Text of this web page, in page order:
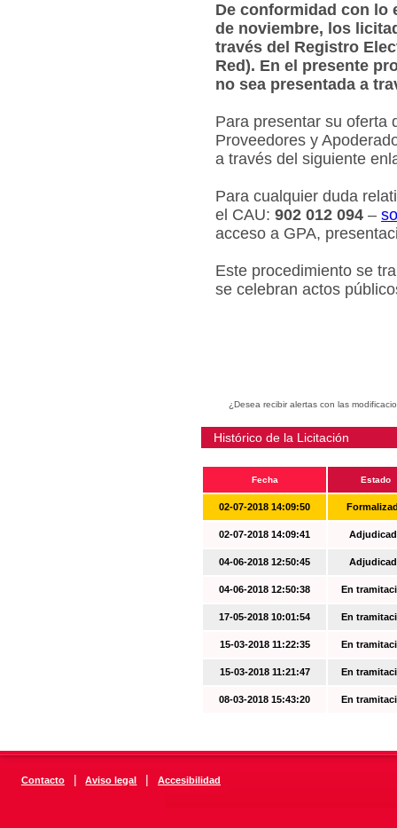
De conformidad con lo
de noviembre, los
través del Registro
Red). En el presente
no sea presentada a
Para presentar su oferta
Proveedores y
a través del siguiente
Para cualquier duda
el CAU: 902 012 094 –
acceso a GPA,
Este procedimiento se
se celebran actos
¿Desea recibir alertas con las
Histórico de la Licitación
Fecha Estado
02-07-2018 14:09:50
02-07-2018 14:09:41
04-06-2018 12:50:45
04-06-2018 12:50:38 En
17-05-2018 10:01:54 En
15-03-2018 11:22:35 En
15-03-2018 11:21:47 En
08-03-2018 15:43:20 En
Contacto | Aviso legal | Accesibilidad